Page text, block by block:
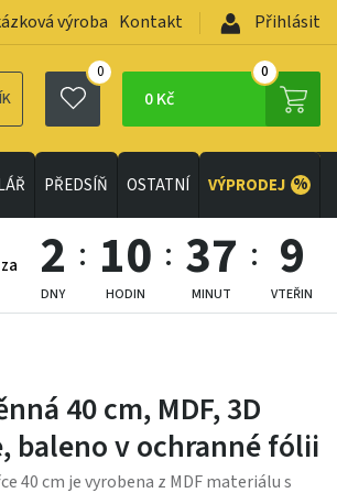
výroba Kontakt Přihlásit
0
0 Kč
0
PŘEDSÍŇ OSTATNÍ VÝPRODEJ %
2
DNY
10
HODIN
37
MINUT
6
VTEŘIN
40 cm, MDF, 3D
baleno v ochranné fólii
40 cm je vyrobena z MDF materiálu s